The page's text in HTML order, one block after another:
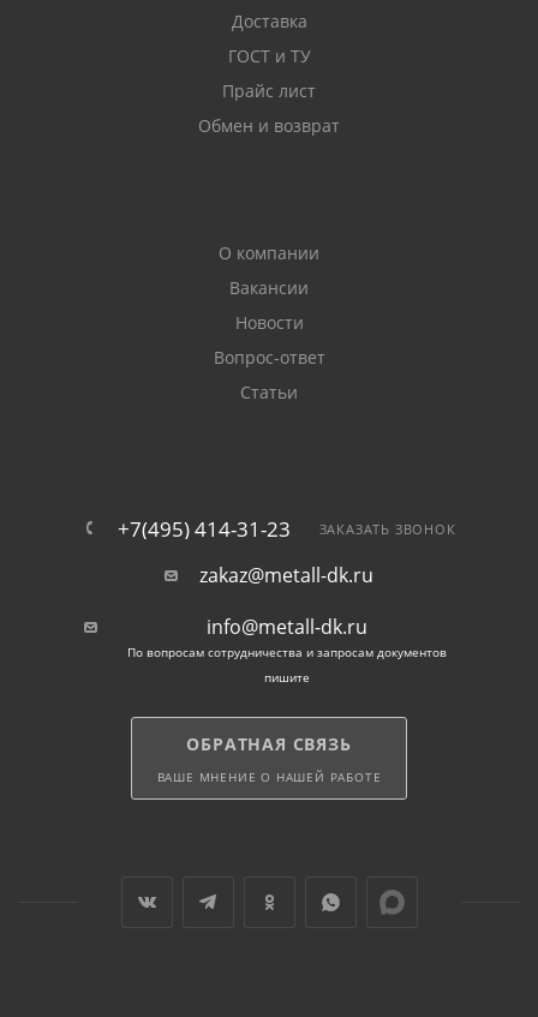
Доставка
ГОСТ и ТУ
Прайс лист
Обмен и возврат
О компании
Вакансии
Новости
Вопрос-ответ
Статьи
+7(495) 414-31-23 ЗАКАЗАТЬ ЗВОНОК
zakaz@metall-dk.ru
info@metall-dk.ru
По вопросам сотрудничества и запросам документов
пишите
ОБРАТНАЯ СВЯЗЬ
ВАШЕ МНЕНИЕ О НАШЕЙ РАБОТЕ